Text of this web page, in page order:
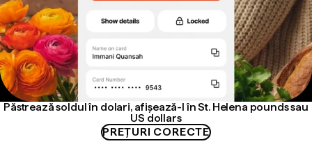
Păstrează soldul în dolari, afișează-l în St. Helena pounds sau
US dollars
PREȚURI CORECTE